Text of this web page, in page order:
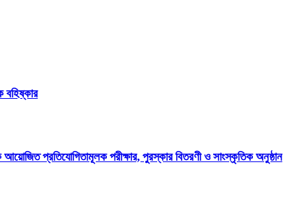
বহিষ্কার
পরীক্ষার, পুরস্কার বিতরণী ও সাংস্কৃতিক অনুষ্ঠান